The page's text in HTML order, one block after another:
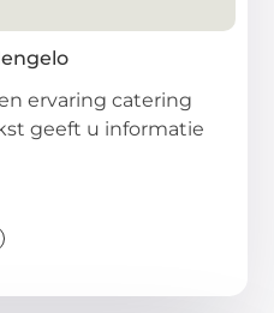
ervaring catering
geeft u informatie